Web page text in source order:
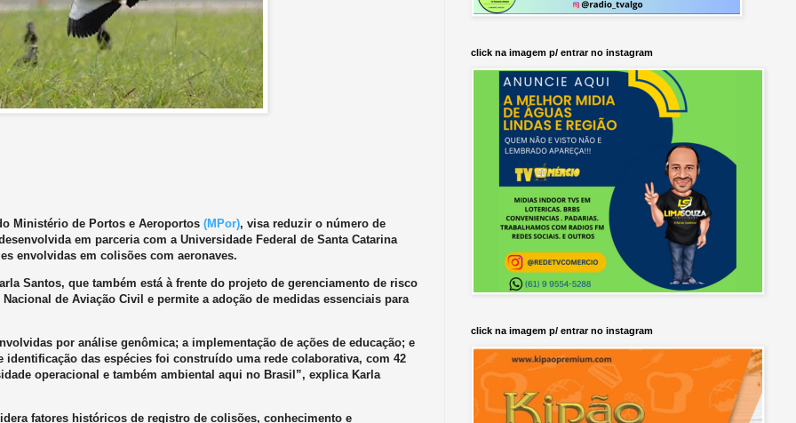
Ministério de Portos e Aeroportos (MPor), visa reduzir o número de
em parceria com a Universidade Federal de Santa Catarina
envolvidas em colisões com aeronaves.
Santos, que também está à frente do projeto de gerenciamento de risco
de Aviação Civil e permite a adoção de medidas essenciais para
por análise genômica; a implementação de ações de educação; e
das espécies foi construído uma rede colaborativa, com 42
operacional e também ambiental aqui no Brasil”, explica Karla
fatores históricos de registro de colisões, conhecimento e
click na imagem p/ entrar no instagram
click na imagem p/ entrar no instagram